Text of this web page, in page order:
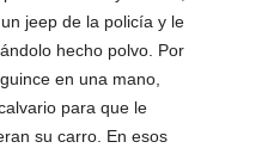
jeep de la policía y le
hecho polvo. Por
en una mano,
para que le
su carro. En esos